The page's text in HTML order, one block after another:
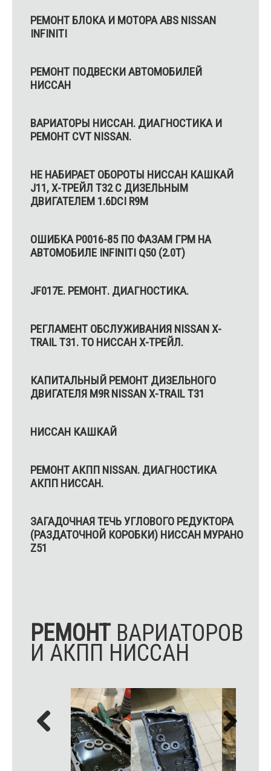
РЕМОНТ БЛОКА И МОТОРА ABS NISSAN
INFINITI
РЕМОНТ ПОДВЕСКИ АВТОМОБИЛЕЙ
НИССАН
ВАРИАТОРЫ НИССАН. ДИАГНОСТИКА И
РЕМОНТ CVT NISSAN.
НЕ НАБИРАЕТ ОБОРОТЫ НИССАН КАШКАЙ
J11, Х-ТРЕЙЛ T32 С ДИЗЕЛЬНЫМ
ДВИГАТЕЛЕМ 1.6DCI R9M
ОШИБКА P0016-85 ПО ФАЗАМ ГРМ НА
АВТОМОБИЛЕ INFINITI Q50 (2.0T)
JF017E. РЕМОНТ. ДИАГНОСТИКА.
РЕГЛАМЕНТ ОБСЛУЖИВАНИЯ NISSAN X-
TRAIL T31. ТО НИССАН Х-ТРЕЙЛ.
КАПИТАЛЬНЫЙ РЕМОНТ ДИЗЕЛЬНОГО
ДВИГАТЕЛЯ M9R NISSAN X-TRAIL T31
НИССАН КАШКАЙ
РЕМОНТ АКПП NISSAN. ДИАГНОСТИКА
АКПП НИССАН.
ЗАГАДОЧНАЯ ТЕЧЬ УГЛОВОГО РЕДУКТОРА
(РАЗДАТОЧНОЙ КОРОБКИ) НИССАН МУРАНО
Z51
РЕМОНТ ВАРИАТОРОВ
И АКПП НИССАН